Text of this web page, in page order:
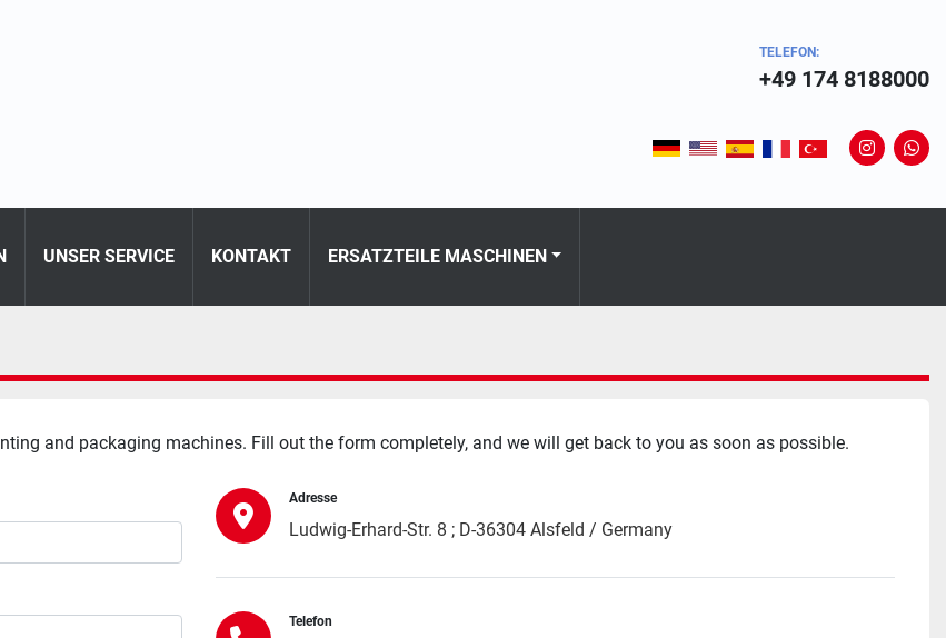
TELEFON:
+49 174 8188000
instagram
UNSER SERVICE KONTAKT ERSATZTEILE MASCHINEN
and packaging machines. Fill out the form completely, and we will get back to you as soon as possible.
Adresse
Ludwig-Erhard-Str. 8 ; D-36304 Alsfeld / Germany
Telefon